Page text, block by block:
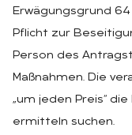
Erwägungsgrund
Pflicht zur
Person des
Maßnahmen. Die
„um jeden Preis“
ermitteln suchen.